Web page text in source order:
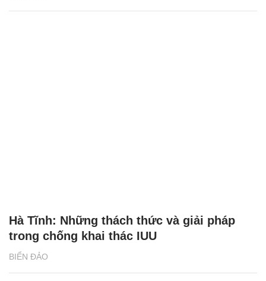
BIỂN ĐẢO
Hà Tĩnh: Những thách thức và giải pháp
trong chống khai thác IUU